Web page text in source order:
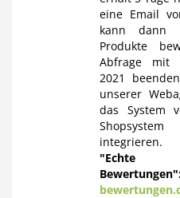
eine Email
kann dann
Produkte
Abfrage mit
2021
unserer
das System
integrieren.
"Echte